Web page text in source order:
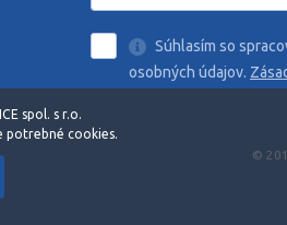
Súhlasím so
osobných údajov.
©
spol. s r.o.
potrebné cookies.